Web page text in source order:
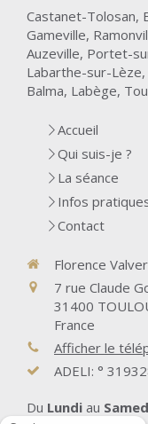
Castanet-Tolosan,
Gameville,
Auzeville, Portet-
Labarthe-sur-
Balma, Labège,
Accueil
Qui suis-je ?
La séance
Infos
Contact
Florence
7 rue Claude
31400
France
Afficher le
ADELI: °
Du Lundi au